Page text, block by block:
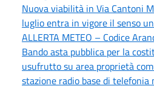
Nuova viabilità in Via Cantoni
luglio entra in vigore il senso
ALLERTA METEO – Codice
Bando asta pubblica per la
usufrutto su area proprietà
stazione radio base di telefonia